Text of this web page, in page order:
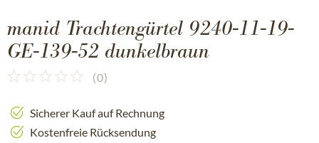
manid Trachtengürtel 9240-11-19-
GE-139-52 dunkelbraun
(0)
Sicherer Kauf auf Rechnung
Kostenfreie Rücksendung